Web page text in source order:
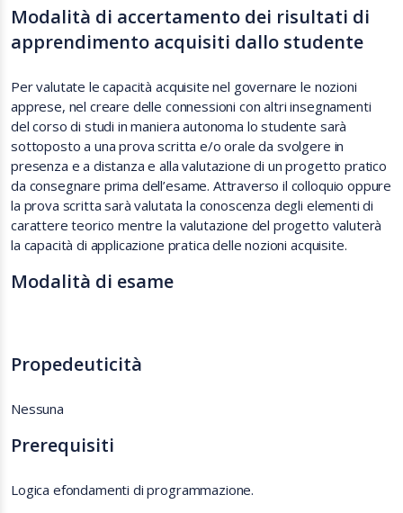
Modalità di accertamento dei risultati di
apprendimento acquisiti dallo studente
Per valutate le capacità acquisite nel governare le nozioni
apprese, nel creare delle connessioni con altri insegnamenti
del corso di studi in maniera autonoma lo studente sarà
sottoposto a una prova scritta e/o orale da svolgere in
presenza e a distanza e alla valutazione di un progetto pratico
da consegnare prima dell’esame. Attraverso il colloquio oppure
la prova scritta sarà valutata la conoscenza degli elementi di
carattere teorico mentre la valutazione del progetto valuterà
la capacità di applicazione pratica delle nozioni acquisite.
Modalità di esame
Propedeuticità
Nessuna
Prerequisiti
Logica efondamenti di programmazione.